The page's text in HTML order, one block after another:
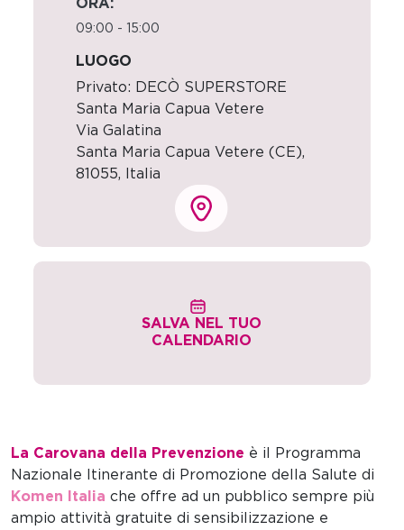
ORA:
09:00 - 15:00
LUOGO
Privato: DECÒ SUPERSTORE
Santa Maria Capua Vetere
Via Galatina
Santa Maria Capua Vetere (CE),
81055,
Italia
SALVA NEL TUO
CALENDARIO
La Carovana della Prevenzione è il Programma
Nazionale Itinerante di Promozione della Salute di
Komen Italia che offre ad un pubblico sempre più
ampio attività gratuite di sensibilizzazione e